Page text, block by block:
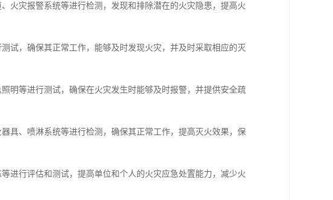
火灾报警系统等进行检测，发现和排除潜在的火灾隐患，提高火
试，确保其正常工作，能够及时发现火灾，并及时采取相应的灭
明等进行测试，确保在火灾发生时能够及时报警，并提供安全疏
具、喷淋系统等进行检测，确保其正常工作，提高灭火效果，保
进行评估和测试，提高单位和个人的火灾应急处置能力，减少火